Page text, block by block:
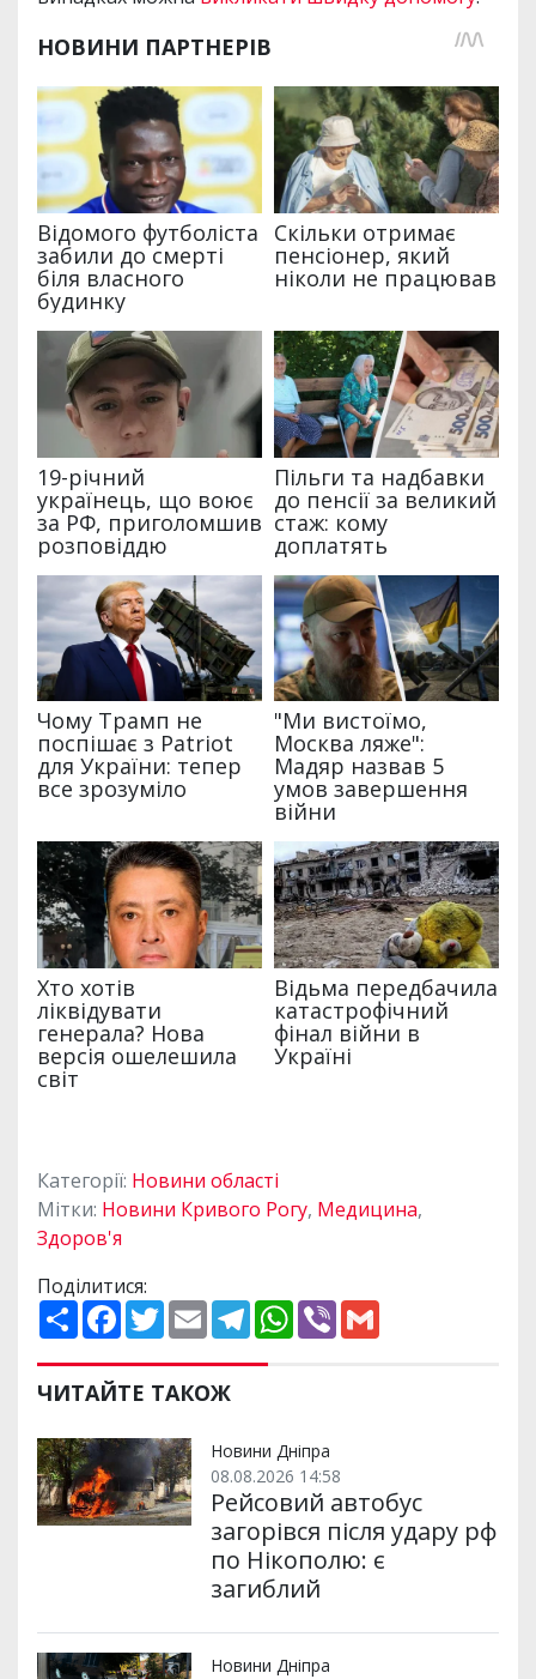
Категорії: Новини області
Мітки: Новини Кривого Рогу, Медицина,
Здоров'я
Поділитися:
П
о
и
р
и
и
F
a
e
b
o
k
T
w
t
t
e
E
m
i
l
T
e
e
m
W
h
p
V
ЧИТАЙТЕ ТАКОЖ
Новини Дніпра
08.08.2026 14:58
Рейсовий автобус
загорівся після удару рф
по Нікополю: є
загиблий
Новини Дніпра